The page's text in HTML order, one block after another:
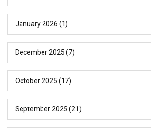
January 2026 (1)
December 2025 (7)
October 2025 (17)
September 2025 (21)